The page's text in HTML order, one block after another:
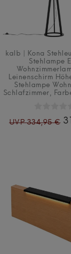
kalb | Kona
Stehlampe
Leinenschirm
Stehlampe
Schlafzimmer ,
UVP 334,95 €